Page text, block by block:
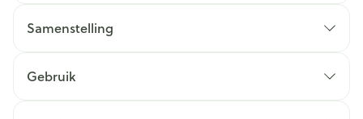
Samenstelling
Gebruik